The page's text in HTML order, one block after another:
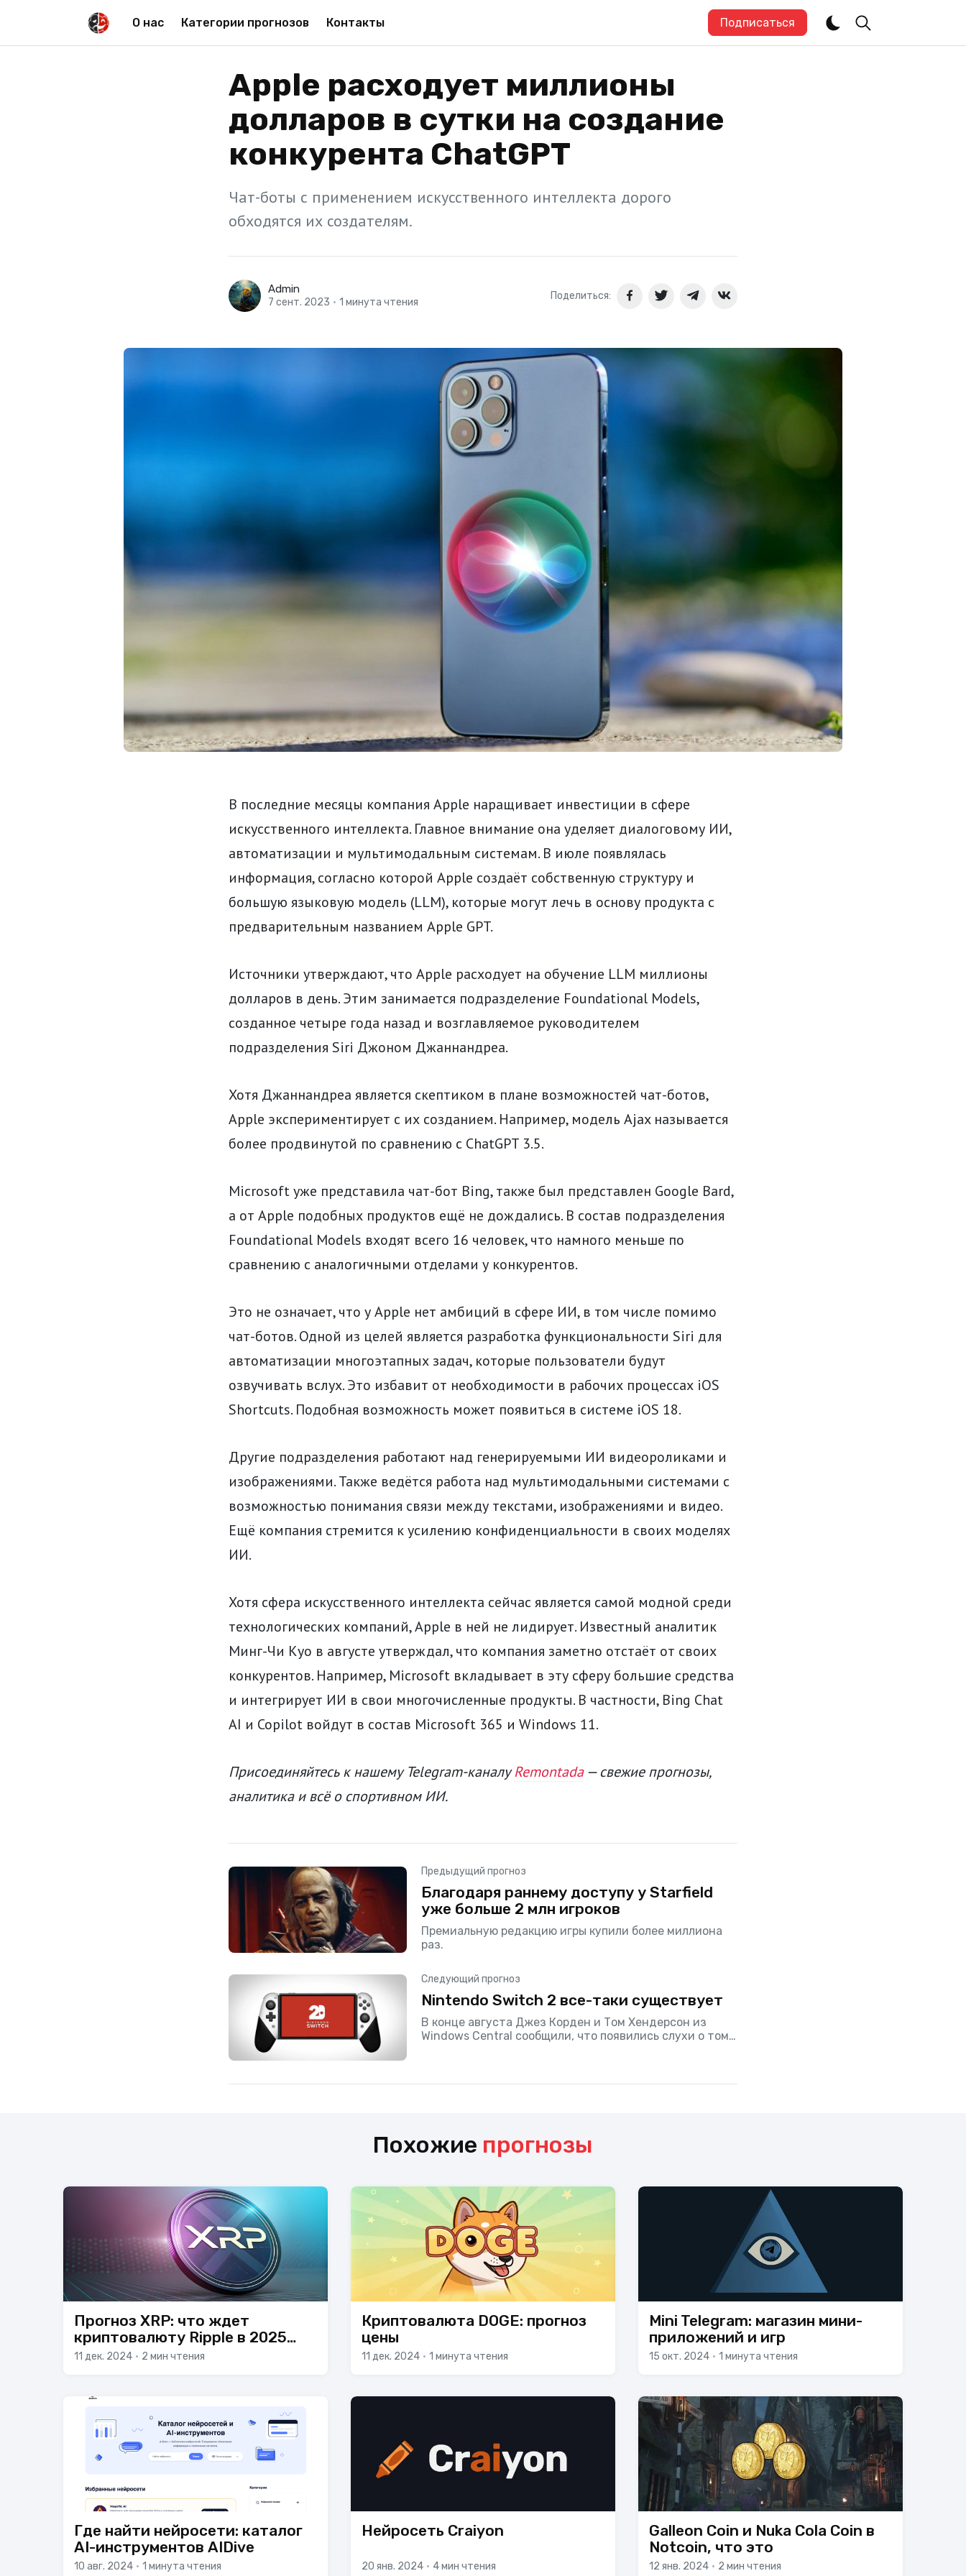
О нас Категории прогнозов Контакты Подписаться
Apple расходует миллионы
долларов в сутки на создание
конкурента ChatGPT
Чат-боты с применением искусственного интеллекта дорого
обходятся их создателям.
Admin
7 сент. 2023 • 1 минута чтения
Поделиться:
В последние месяцы компания Apple наращивает инвестиции в сфере
искусственного интеллекта. Главное внимание она уделяет диалоговому ИИ,
автоматизации и мультимодальным системам. В июле появлялась
информация, согласно которой Apple создаёт собственную структуру и
большую языковую модель (LLM), которые могут лечь в основу продукта с
предварительным названием Apple GPT.
Источники утверждают, что Apple расходует на обучение LLM миллионы
долларов в день. Этим занимается подразделение Foundational Models,
созданное четыре года назад и возглавляемое руководителем
подразделения Siri Джоном Джаннандреа.
Хотя Джаннандреа является скептиком в плане возможностей чат-ботов,
Apple экспериментирует с их созданием. Например, модель Ajax называется
более продвинутой по сравнению с ChatGPT 3.5.
Microsoft уже представила чат-бот Bing, также был представлен Google Bard,
а от Apple подобных продуктов ещё не дождались. В состав подразделения
Foundational Models входят всего 16 человек, что намного меньше по
сравнению с аналогичными отделами у конкурентов.
Это не означает, что у Apple нет амбиций в сфере ИИ, в том числе помимо
чат-ботов. Одной из целей является разработка функциональности Siri для
автоматизации многоэтапных задач, которые пользователи будут
озвучивать вслух. Это избавит от необходимости в рабочих процессах iOS
Shortcuts. Подобная возможность может появиться в системе iOS 18.
Другие подразделения работают над генерируемыми ИИ видеороликами и
изображениями. Также ведётся работа над мультимодальными системами с
возможностью понимания связи между текстами, изображениями и видео.
Ещё компания стремится к усилению конфиденциальности в своих моделях
ИИ.
Хотя сфера искусственного интеллекта сейчас является самой модной среди
технологических компаний, Apple в ней не лидирует. Известный аналитик
Минг-Чи Куо в августе утверждал, что компания заметно отстаёт от своих
конкурентов. Например, Microsoft вкладывает в эту сферу большие средства
и интегрирует ИИ в свои многочисленные продукты. В частности, Bing Chat
AI и Copilot войдут в состав Microsoft 365 и Windows 11.
Присоединяйтесь к нашему Telegram-каналуRemontada— свежие прогнозы,
аналитика и всё о спортивном ИИ.
Предыдущий прогноз
Благодаря раннему доступу у Starfield
уже больше 2 млн игроков
Премиальную редакцию игры купили более миллиона
раз.
Следующий прогноз
Nintendo Switch 2 все-таки существует
В конце августа Джез Корден и Том Хендерсон из
Windows Central сообщили, что появились слухи о том,
Похожие прогнозы
Прогноз XRP: что ждет
криптовалюту Ripple в 2025
году
11 дек. 2024 • 2 мин чтения
Криптовалюта DOGE: прогноз
цены
11 дек. 2024 • 1 минута чтения
Mini Telegram: магазин мини-
приложений и игр
15 окт. 2024 • 1 минута чтения
Где найти нейросети: каталог
AI-инструментов AIDive
10 авг. 2024 • 1 минута чтения
Нейросеть Craiyon
20 янв. 2024 • 4 мин чтения
Galleon Coin и Nuka Cola Coin в
Notcoin, что это
12 янв. 2024 • 2 мин чтения